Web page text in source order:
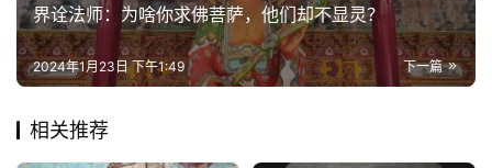
界诠法师：为啥你求佛菩萨，他们却不显灵？
下一篇
2024年1月23日 下午1:49
相关推荐